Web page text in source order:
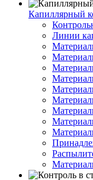
Капиллярный
Линии